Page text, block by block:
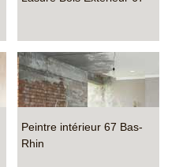
Peintre intérieur 67 Bas-
Rhin